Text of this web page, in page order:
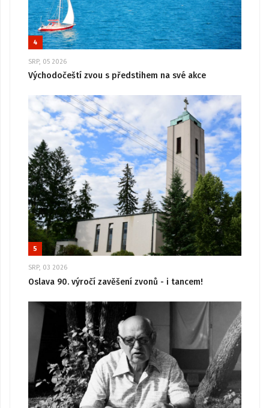
4
SRP, 05 2026
Východočeští zvou s předstihem na své akce
5
SRP, 03 2026
Oslava 90. výročí zavěšení zvonů - i tancem!